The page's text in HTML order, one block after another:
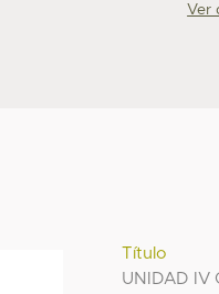
Ver
Título
UNIDAD IV